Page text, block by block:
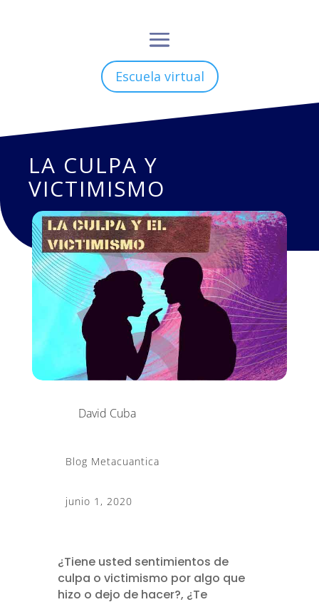
Escuela virtual
LA CULPA Y
VICTIMISMO
David Cuba
Blog Metacuantica
junio 1, 2020
¿Tiene usted sentimientos de
culpa o victimismo por algo que
hizo o dejo de hacer?, ¿Te